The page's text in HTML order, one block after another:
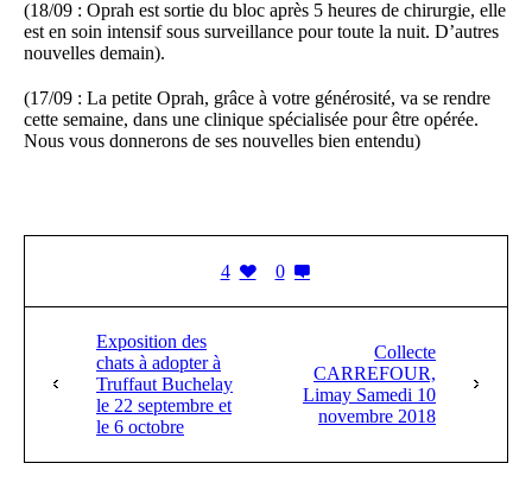
(18/09 : Oprah est sortie du bloc après 5 heures de chirurgie, elle
est en soin intensif sous surveillance pour toute la nuit. D’autres
nouvelles demain).
(17/09 : La petite Oprah, grâce à votre générosité, va se rendre
cette semaine, dans une clinique spécialisée pour être opérée.
Nous vous donnerons de ses nouvelles bien entendu)
4 0
Exposition des
chats à adopter à
Truffaut Buchelay
le 22 septembre et
le 6 octobre
Collecte
CARREFOUR,
Limay Samedi 10
novembre 2018